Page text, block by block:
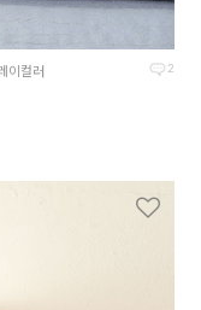
2
이컬러